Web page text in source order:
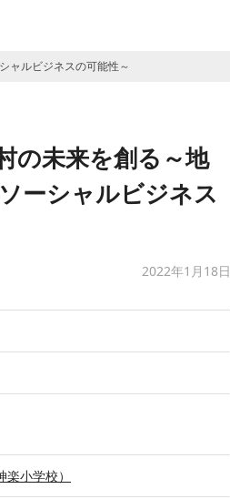
ャルビジネスの可能性～
の未来を創る～地
ーシャルビジネス
2022年1月18日
小学校）